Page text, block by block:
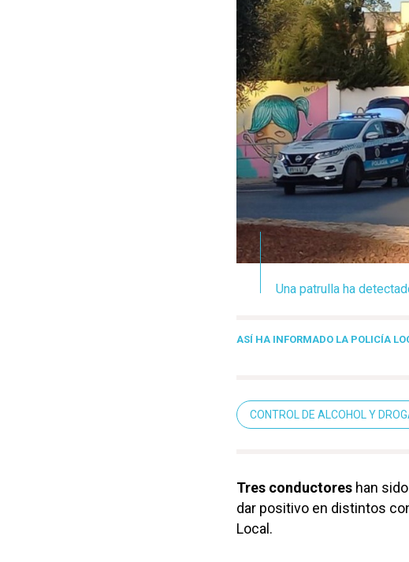
Una patrulla ha
ASÍ HA INFORMADO LA POLICÍA
CONTROL DE ALCOHOL Y
Tres conductores han
dar positivo en distintos
Local.